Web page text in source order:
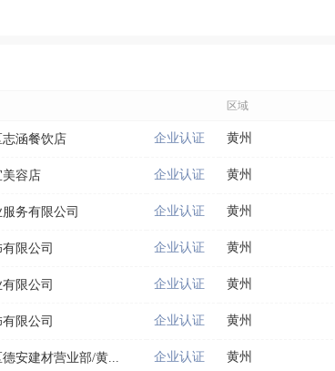
区域
涵餐饮店 企业认证 黄州
容店 企业认证 黄州
务有限公司 企业认证 黄州
限公司 企业认证 黄州
限公司 企业认证 黄州
限公司 企业认证 黄州
安建材营业部/黄... 企业认证 黄州